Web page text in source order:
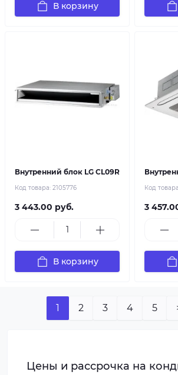
В корзину
Внутренний блок LG CL09R
Код товара: 2105776
3 443.00 руб.
В корзину
Код
3
1 2 3 4 5
Цены и рассрочка на